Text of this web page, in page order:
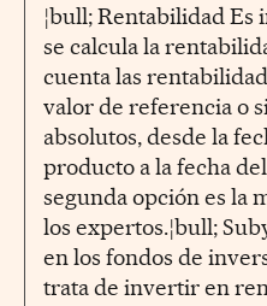
¦bull; Rentabilidad
se calcula la
cuenta las
valor de referencia o
absolutos, desde la
producto a la fecha
segunda opción es la
los expertos.¦bull;
en los fondos de
trata de invertir en